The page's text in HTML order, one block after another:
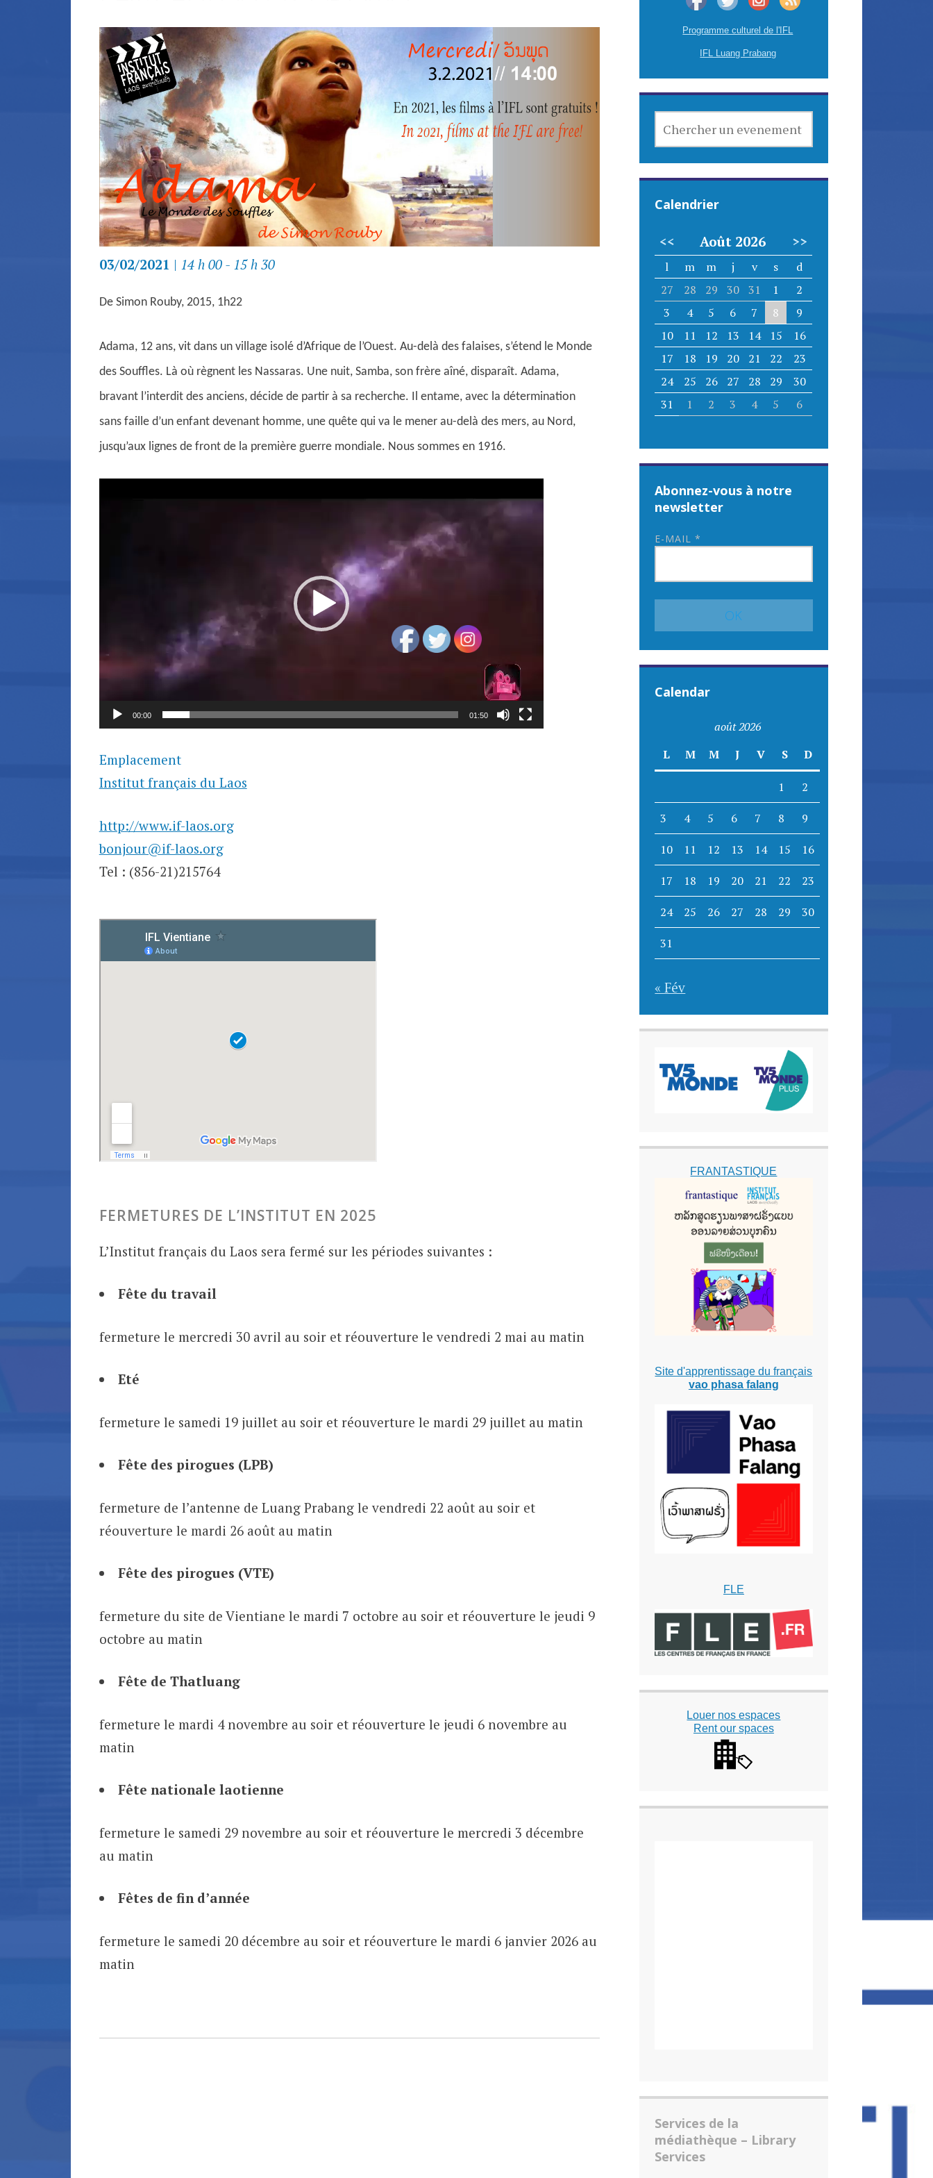
03/02/2021 | 14 h 00 - 15 h 30
De Simon Rouby, 2015, 1h22
Adama, 12 ans, vit dans un village isolé d’Afrique de l’Ouest. Au-delà des falaises, s’étend le Monde
des Souffles. Là où règnent les Nassaras. Une nuit, Samba, son frère aîné, disparaît. Adama,
bravant l’interdit des anciens, décide de partir à sa recherche. Il entame, avec la détermination
sans faille d’un enfant devenant homme, une quête qui va le mener au-delà des mers, au Nord,
jusqu’aux lignes de front de la première guerre mondiale. Nous sommes en 1916.
00:00 01:50
Emplacement
Institut français du Laos
http://www.if-laos.org
bonjour@if-laos.org
Tel : (856-21)215764
FERMETURES DE L’INSTITUT EN 2025
L’Institut français du Laos sera fermé sur les périodes suivantes :
Fête du travail
fermeture le mercredi 30 avril au soir et réouverture le vendredi 2 mai au matin
Eté
fermeture le samedi 19 juillet au soir et réouverture le mardi 29 juillet au matin
Fête des pirogues (LPB)
fermeture de l’antenne de Luang Prabang le vendredi 22 août au soir et
réouverture le mardi 26 août au matin
Fête des pirogues (VTE)
fermeture du site de Vientiane le mardi 7 octobre au soir et réouverture le jeudi 9
octobre au matin
Fête de Thatluang
fermeture le mardi 4 novembre au soir et réouverture le jeudi 6 novembre au
matin
Fête nationale laotienne
fermeture le samedi 29 novembre au soir et réouverture le mercredi 3 décembre
au matin
Fêtes de fin d’année
fermeture le samedi 20 décembre au soir et réouverture le mardi 6 janvier 2026 au
matin
Programme culturel de l'IFL
IFL Luang Prabang
UN
Calendrier
<< Août 2026 >>
l m m j v s
d
27
28 29 30 31 1
2
3
4 5 6 7 8
9
10
11 12 13 14 15
16
17
18 19 20 21 22
23
24
25 26 27 28 29
30
31
1 2 3 4 5 6
Abonnez-vous à notre
newsletter
E-MAIL*
Calendar
août 2026
L
M M J V S D
1 2
3 4 5 6 7 8 9
10 11 12 13 14 15 16
17 18 19 20 21 22 23
24 25 26 27 28 29 30
31
« Fév
FRANTASTIQUE
Site d'apprentissage du français
vao phasa falang
FLE
Louer nos espaces
Rent our spaces
Services de la
médiathèque – Library
Services